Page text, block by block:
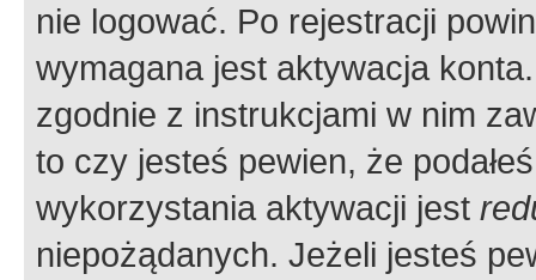
nie logować. Po rejestracji
wymagana jest aktywacja
zgodnie z instrukcjami w nim
to czy jesteś pewien, że
wykorzystania aktywacji jest
niepożądanych. Jeżeli jesteś